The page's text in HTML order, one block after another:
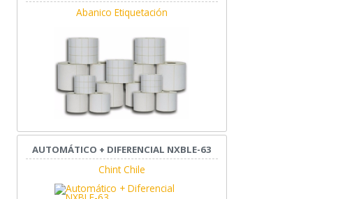
Abanico Etiquetación
AUTOMÁTICO + DIFERENCIAL NXBLE-63
Chint Chile